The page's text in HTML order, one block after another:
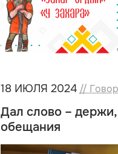
18 ИЮЛЯ 2024 //
Дал слово –
обещания